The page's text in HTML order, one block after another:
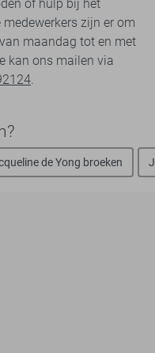
of hulp bij het
zijn er om
maandag tot en met
kan ons mailen via
.
de Yong broeken